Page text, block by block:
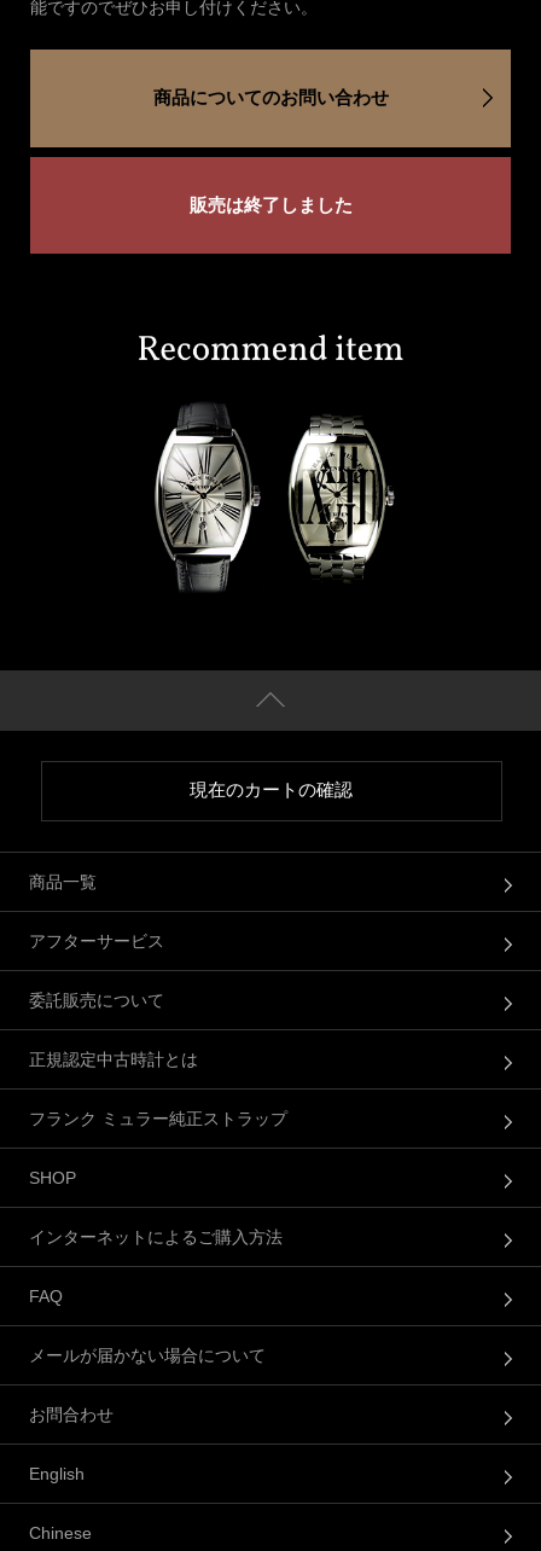
能ですのでぜひお申し付けください。
商品についてのお問い合わせ
販売は終了しました
現在のカートの確認
商品一覧
アフターサービス
委託販売について
正規認定中古時計とは
フランク ミュラー純正ストラップ
SHOP
インターネットによるご購入方法
FAQ
メールが届かない場合について
お問合わせ
English
Chinese